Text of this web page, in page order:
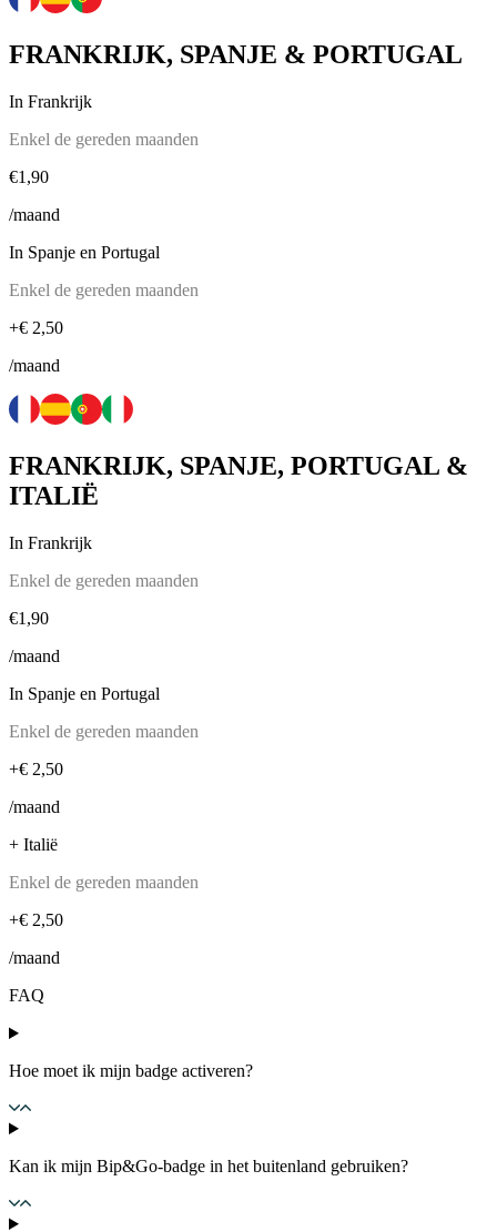
FRANKRIJK, SPANJE & PORTUGAL
In Frankrijk
Enkel de gereden maanden
€1,90
/maand
In Spanje en Portugal
Enkel de gereden maanden
+€ 2,50
/maand
FRANKRIJK, SPANJE, PORTUGAL &
ITALIË
In Frankrijk
Enkel de gereden maanden
€1,90
/maand
In Spanje en Portugal
Enkel de gereden maanden
+€ 2,50
/maand
+ Italië
Enkel de gereden maanden
+€ 2,50
/maand
FAQ
Hoe moet ik mijn badge activeren?
Kan ik mijn Bip&Go-badge in het buitenland gebruiken?